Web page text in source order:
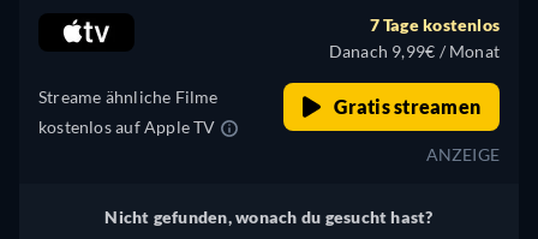
Streame ähnliche Filme
kostenlos auf Apple TV
7 Tage kostenlos
Danach 9,99€ / Monat
Gratis streamen
ANZEIGE
Nicht gefunden, wonach du gesucht hast?